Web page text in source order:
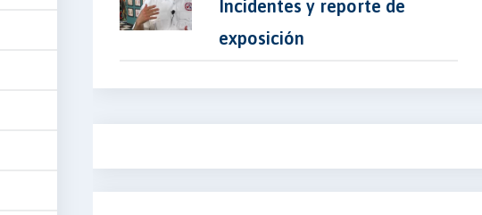
Incidentes y reporte de
exposición